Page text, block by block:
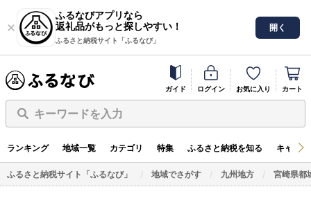
ふるなびアプリなら
返礼品がもっと探しやすい！
ふるさと納税サイト「ふるなび」
開く
ガイド ログイン お気に入り カート
キーワードを入力
ランキング 地域一覧 カテゴリ 特集 ふるさと納税を知る キャン
ふるさと納税サイト「ふるなび」 地域でさがす 九州地方 宮崎県都